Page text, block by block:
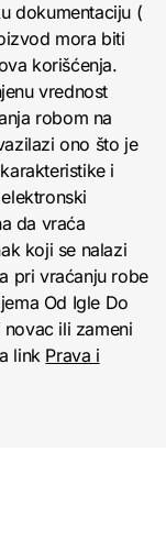
dokumentaciju (
mora biti
korišćenja.
vrednost
robom na
ono što je
i
da vraća
koji se nalazi
pri vraćanju robe
Od Igle Do
ili zameni
link Prava i